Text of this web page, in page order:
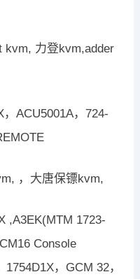
kvm, 力登kvm,adder
ACU5001A，724-
，大唐保镖kvm,
,A3EK(MTM 1723-
Console
，GCM 32，